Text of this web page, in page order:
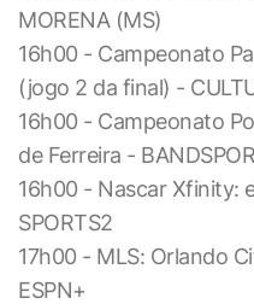
MORENA (MS)
16h00 - Campeonato
(jogo 2 da final) -
16h00 - Campeonato
de Ferreira -
16h00 - Nascar Xfinity:
SPORTS2
17h00 - MLS: Orlando
ESPN+